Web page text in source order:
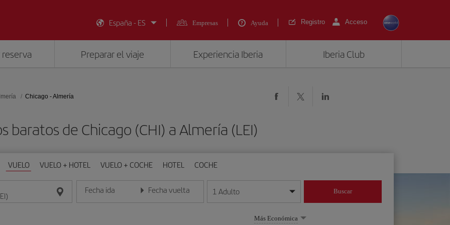
España - ES
Empresas Ayuda Registro Acceso
Preparar el viaje Experiencia Iberia Iberia Club
Chicago - Almería
baratos de Chicago (CHI) a Almería (LEI)
VUELO VUELO + HOTEL VUELO + COCHE HOTEL COCHE
Fecha ida
Introduce la fecha en formato día/mes/año
Fecha vuelta
Introduce la fecha en formato día/mes/año
1 Adulto Buscar
Más Económica